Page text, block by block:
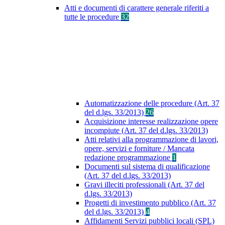
Atti e documenti di carattere generale riferiti a
tutte le procedure 32
Automatizzazione delle procedure (Art. 37
del d.lgs. 33/2013) 26
Acquisizione interesse realizzazione opere
incompiute (Art. 37 del d.lgs. 33/2013)
Atti relativi alla programmazione di lavori,
opere, servizi e forniture / Mancata
redazione programmazione 1
Documenti sul sistema di qualificazione
(Art. 37 del d.lgs. 33/2013)
Gravi illeciti professionali (Art. 37 del
d.lgs. 33/2013)
Progetti di investimento pubblico (Art. 37
del d.lgs. 33/2013) 4
Affidamenti Servizi pubblici locali (SPL)